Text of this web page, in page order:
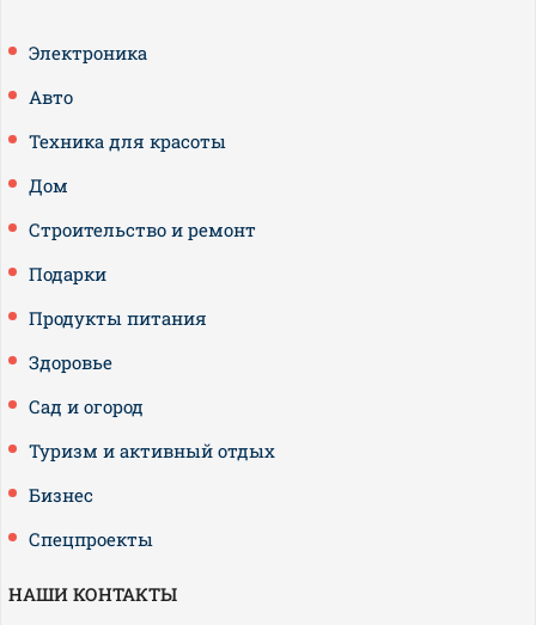
Электроника
Авто
Техника для красоты
Дом
Строительство и ремонт
Подарки
Продукты питания
Здоровье
Сад и огород
Туризм и активный отдых
Бизнес
Спецпроекты
НАШИ КОНТАКТЫ